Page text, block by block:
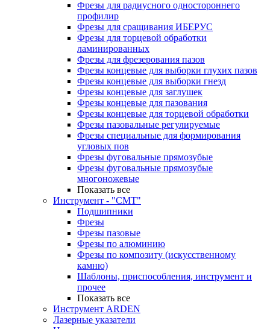
Фрезы для радиусного одностороннего
профилир
Фрезы для сращивания ИБЕРУС
Фрезы для торцевой обработки
ламинированных
Фрезы для фрезерования пазов
Фрезы концевые для выборки глухих пазов
Фрезы концевые для выборки гнезд
Фрезы концевые для заглушек
Фрезы концевые для пазования
Фрезы концевые для торцевой обработки
Фрезы пазовальные регулируемые
Фрезы специальные для формирования
угловых пов
Фрезы фуговальные прямозубые
Фрезы фуговальные прямозубые
многоножевые
Показать все
Инструмент - "СМТ"
Подшипники
Фрезы
Фрезы пазовые
Фрезы по алюминию
Фрезы по композиту (искусственному
камню)
Шаблоны, приспособления, инструмент и
прочее
Показать все
Инструмент ARDEN
Лазерные указатели